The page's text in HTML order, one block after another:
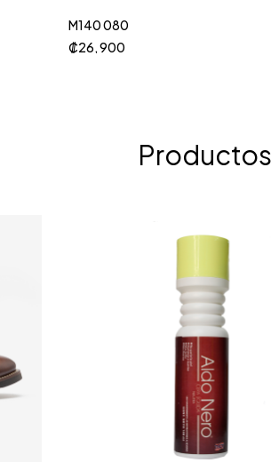
M140 080
₡26, 900